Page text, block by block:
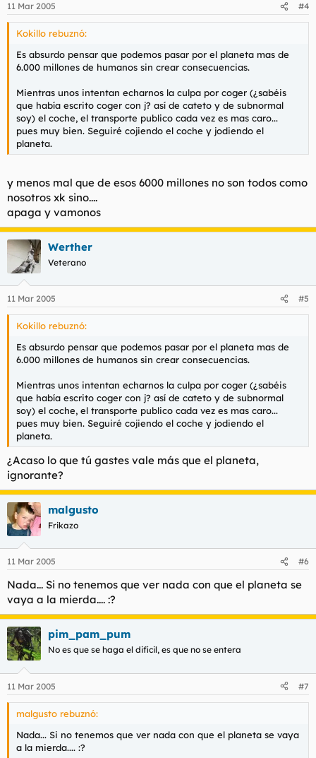
11 Mar 2005 #4
Kokillo rebuznó:
Es absurdo pensar que podemos pasar por el planeta mas de
6.000 millones de humanos sin crear consecuencias.
Mientras unos intentan echarnos la culpa por coger (¿sabéis
que había escrito coger con j? así de cateto y de subnormal
soy) el coche, el transporte publico cada vez es mas caro...
pues muy bien. Seguiré cojiendo el coche y jodiendo el
planeta.
y menos mal que de esos 6000 millones no son todos como
nosotros xk sino....
apaga y vamonos
Werther
Veterano
11 Mar 2005 #5
Kokillo rebuznó:
Es absurdo pensar que podemos pasar por el planeta mas de
6.000 millones de humanos sin crear consecuencias.
Mientras unos intentan echarnos la culpa por coger (¿sabéis
que había escrito coger con j? así de cateto y de subnormal
soy) el coche, el transporte publico cada vez es mas caro...
pues muy bien. Seguiré cojiendo el coche y jodiendo el
planeta.
¿Acaso lo que tú gastes vale más que el planeta,
ignorante?
malgusto
Frikazo
11 Mar 2005 #6
Nada... Si no tenemos que ver nada con que el planeta se
vaya a la mierda.... :?
pim_pam_pum
No es que se haga el dificil, es que no se entera
11 Mar 2005 #7
malgusto rebuznó:
Nada... Si no tenemos que ver nada con que el planeta se vaya
a la mierda.... :?